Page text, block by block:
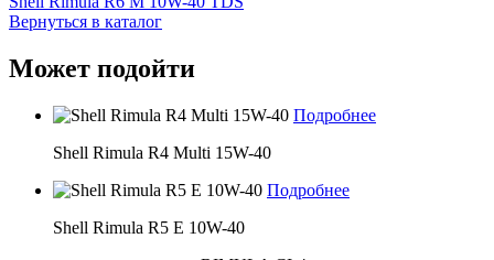
Вернуться в каталог
Может подойти
Подробнее
Shell Rimula R4 Multi 15W-40
Подробнее
Shell Rimula R5 E 10W-40